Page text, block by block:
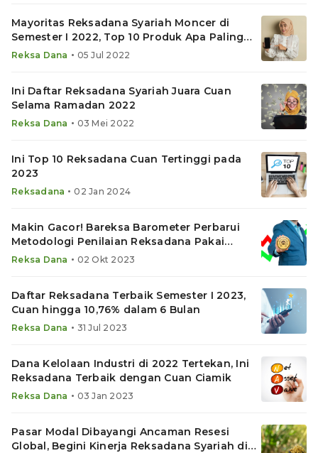
Mayoritas Reksadana Syariah Moncer di
Semester I 2022, Top 10 Produk Apa Paling
Cuan?
Reksa Dana • 05 Jul 2022
Ini Daftar Reksadana Syariah Juara Cuan
Selama Ramadan 2022
Reksa Dana • 03 Mei 2022
Ini Top 10 Reksadana Cuan Tertinggi pada
2023
Reksadana • 02 Jan 2024
Makin Gacor! Bareksa Barometer Perbarui
Metodologi Penilaian Reksadana Pakai
Resep Ini
Reksa Dana • 02 Okt 2023
Daftar Reksadana Terbaik Semester I 2023,
Cuan hingga 10,76% dalam 6 Bulan
Reksa Dana • 31 Jul 2023
Dana Kelolaan Industri di 2022 Tertekan, Ini
Reksadana Terbaik dengan Cuan Ciamik
Reksa Dana • 03 Jan 2023
Pasar Modal Dibayangi Ancaman Resesi
Global, Begini Kinerja Reksadana Syariah di